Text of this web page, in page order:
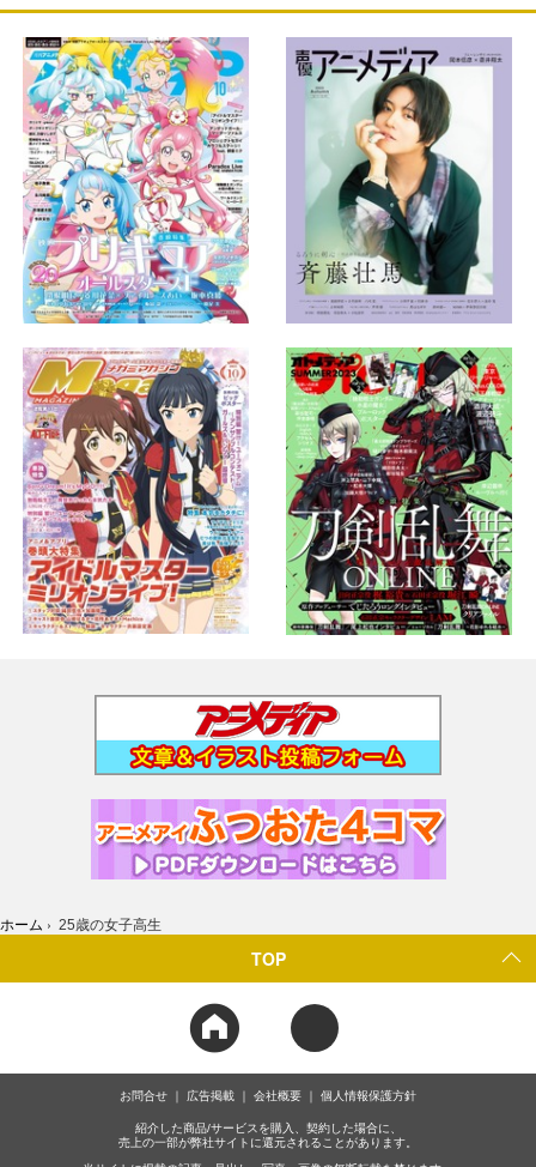
ホーム › 25歳の女子高生
TOP
お問合せ 広告掲載 会社概要 個人情報保護方針
紹介した商品/サービスを購入、契約した場合に、
売上の一部が弊社サイトに還元されることがあります。